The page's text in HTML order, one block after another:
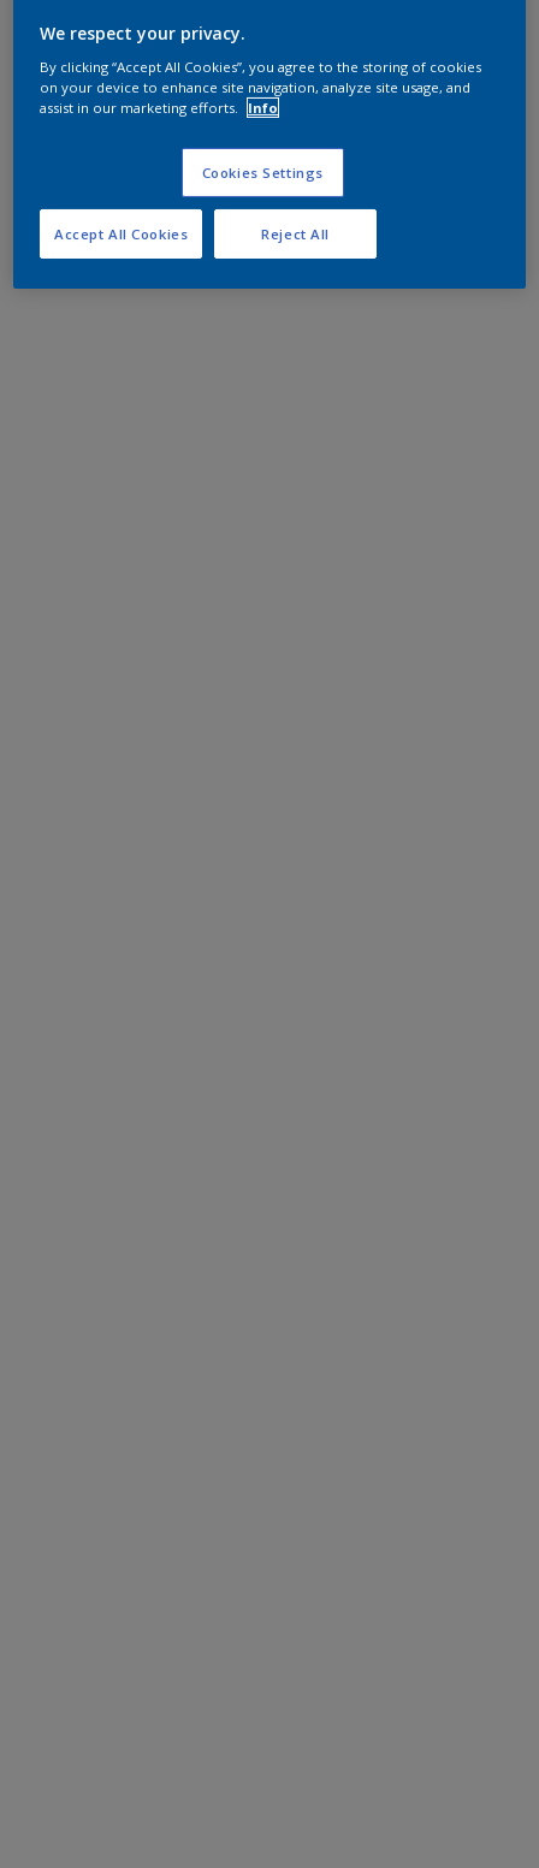
We respect your privacy.
By clicking “Accept All Cookies”, you agree to the storing of cookies
on your device to enhance site navigation, analyze site usage, and
assist in our marketing efforts.
Info
Cookies Settings
Reject All
Accept All Cookies